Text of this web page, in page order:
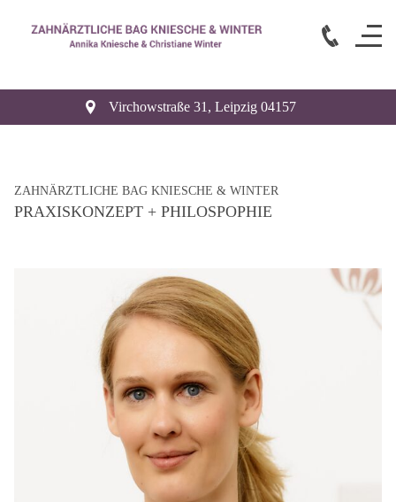
Virchowstraße 31 , Leipzig 04157
ZAHNÄRZTLICHE BAG KNIESCHE & WINTER
PRAXISKONZEPT + PHILOSPOPHIE